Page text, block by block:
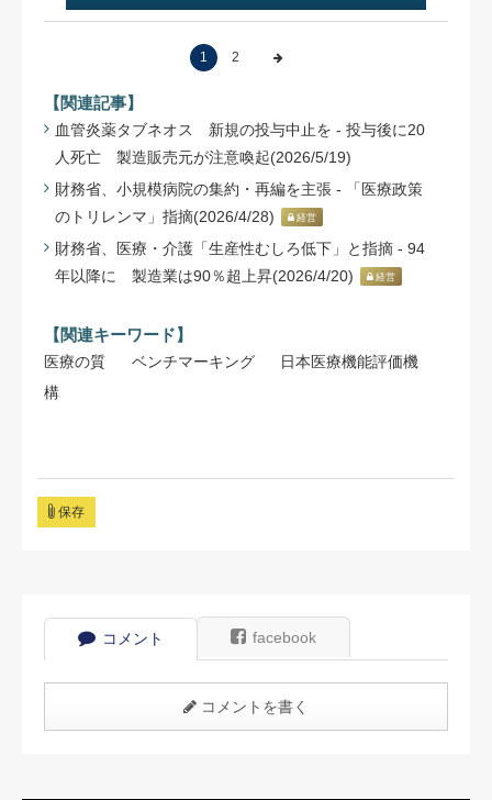
1 2
【関連記事】
血管炎薬タブネオス 新規の投与中止を - 投与後に20
人死亡 製造販売元が注意喚起(2026/5/19)
財務省、小規模病院の集約・再編を主張 - 「医療政策
のトリレンマ」指摘(2026/4/28)
経営
財務省、医療・介護「生産性むしろ低下」と指摘 - 94
年以降に 製造業は90％超上昇(2026/4/20)
経営
【関連キーワード】
医療の質 ベンチマーキング
日本医療機能評価機
構
保存
コメント facebook
コメントを書く